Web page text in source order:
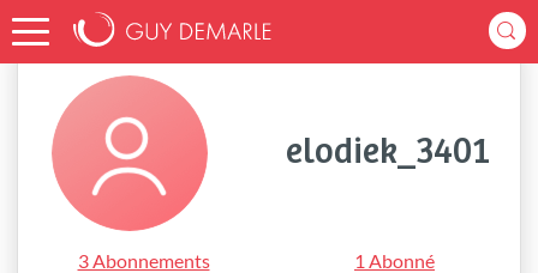
Accueil elodiek_3401
elodiek_3401
3 Abonnements 1 Abonné